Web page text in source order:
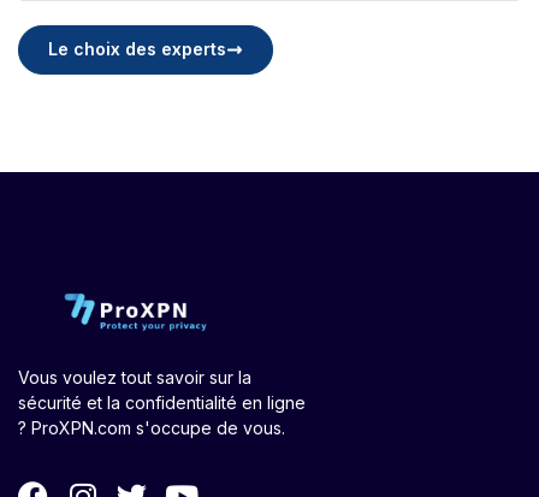
Le choix des experts
Vous voulez tout savoir sur la
sécurité et la confidentialité en ligne
? ProXPN.com s'occupe de vous.